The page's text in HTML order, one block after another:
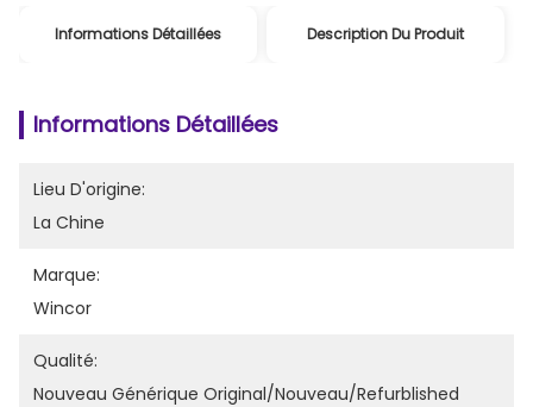
Informations Détaillées Description Du Produit
Informations Détaillées
Lieu D'origine:
La Chine
Marque:
Wincor
Qualité:
Nouveau Générique Original/nouveau/refurblished